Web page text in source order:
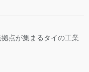
点が集まるタイの工業